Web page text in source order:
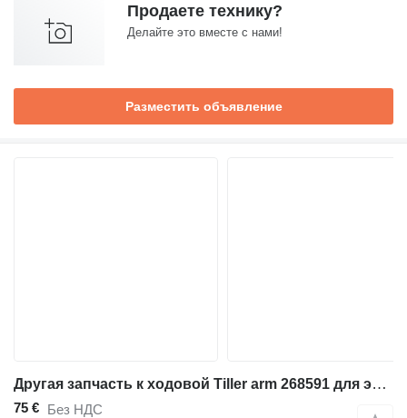
Продаете технику?
Делайте это вместе с нами!
Разместить объявление
Другая запчасть к ходовой Tiller arm 268591 для электротележки Atlet PLL180N
75 € Без НДС